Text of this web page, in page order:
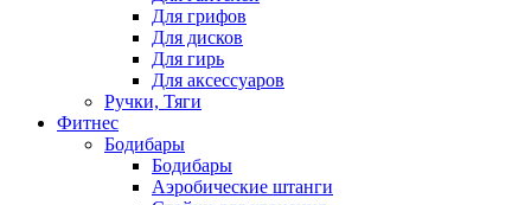
Для грифов
Для дисков
Для гирь
Для аксессуаров
Ручки, Тяги
Фитнес
Бодибары
Бодибары
Аэробические штанги